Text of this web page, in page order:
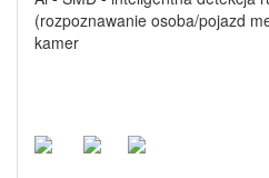
(rozpoznawanie osoba/pojazd
kamer